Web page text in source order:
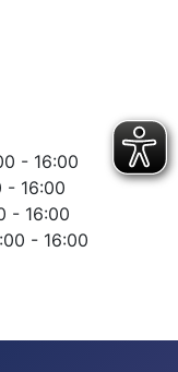
- 16:00
- 16:00
- 16:00
- 16:00